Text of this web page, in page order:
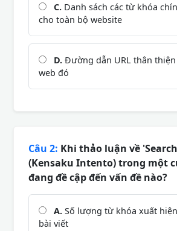
C. Danh sách các từ khóa
cho toàn bộ website
D. Đường dẫn URL thân
web đó
Câu 2: Khi thảo luận về
(Kensaku Intento) trong một
đang đề cập đến vấn đề nào?
A. Số lượng từ khóa xuất
bài viết